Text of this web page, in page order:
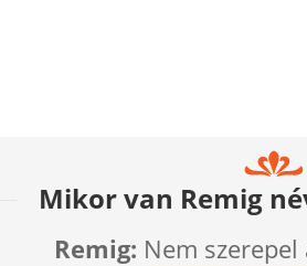
Mikor van Remig
Remig: Nem